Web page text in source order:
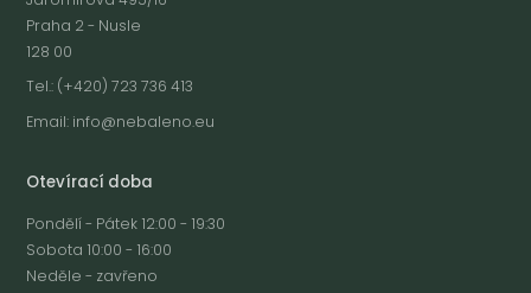
Praha 2 - Nusle
128 00
Tel.: (+420) 723 736 413
Email: info@nebaleno.eu
Otevírací doba
Pondělí - Pátek 12:00 - 19:30
Sobota 10:00 - 16:00
Neděle - zavřeno